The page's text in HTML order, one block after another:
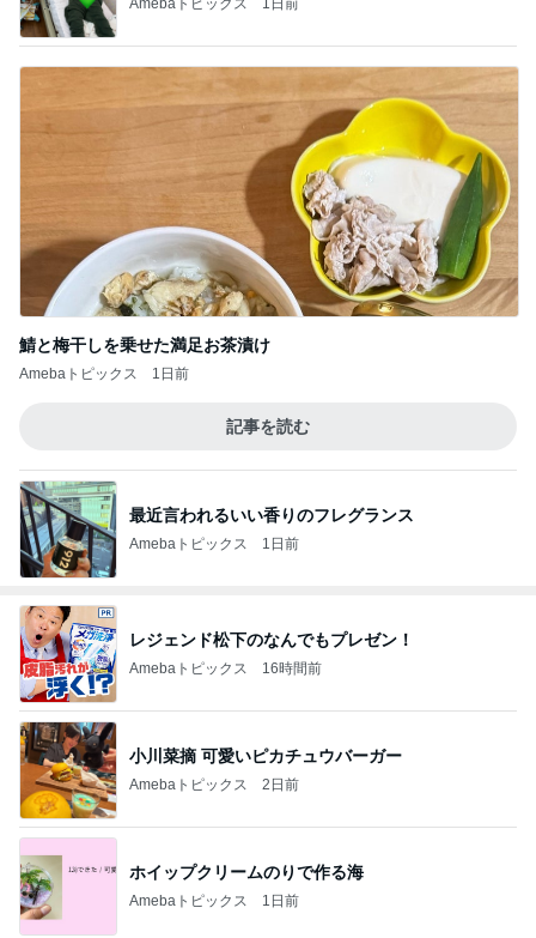
Amebaトピックス 1日前
鯖と梅干しを乗せた満足お茶漬け
Amebaトピックス 1日前
記事を読む
最近言われるいい香りのフレグランス
Amebaトピックス 1日前
レジェンド松下のなんでもプレゼン！
Amebaトピックス 16時間前
小川菜摘 可愛いピカチュウバーガー
Amebaトピックス 2日前
ホイップクリームのりで作る海
Amebaトピックス 1日前